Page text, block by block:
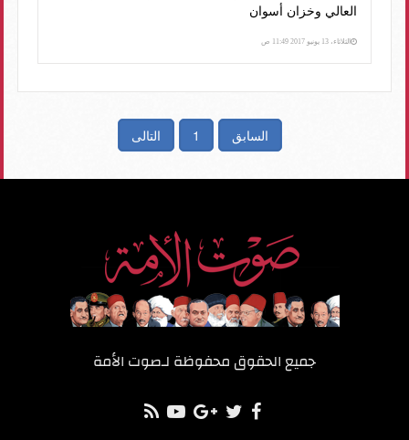
العالي وخزان أسوان
الثلاثاء، 13 يونيو 2017 11:49 ص
السابق 1 التالى
جميع الحقوق محفوظة لـصوت الأمة